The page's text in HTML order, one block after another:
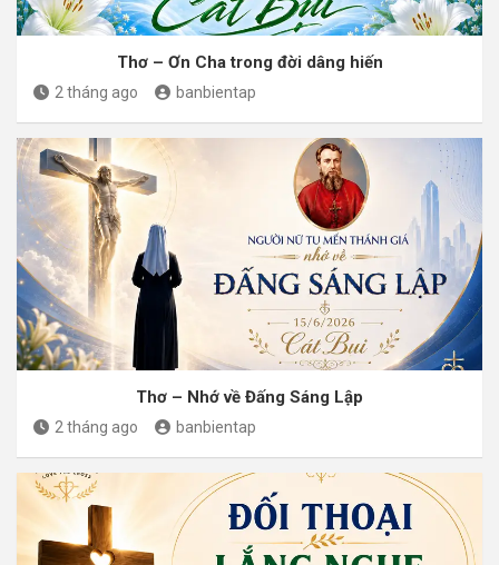
Thơ – Ơn Cha trong đời dâng hiến
2 tháng ago banbientap
Thơ – Nhớ về Đấng Sáng Lập
2 tháng ago banbientap